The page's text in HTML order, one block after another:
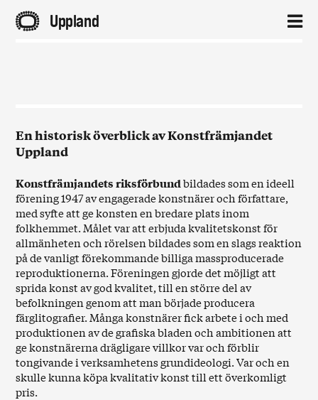
En historisk överblick av Konstfrämjandet
Uppland
Konstfrämjandets riksförbundbildades som en ideell
förening 1947 av engagerade konstnärer och författare,
med syfte att ge konsten en bredare plats inom
folkhemmet. Målet var att erbjuda kvalitetskonst för
allmänheten och rörelsen bildades som en slags reaktion
på de vanligt förekommande billiga massproducerade
reproduktionerna. Föreningen gjorde det möjligt att
sprida konst av god kvalitet, till en större del av
befolkningen genom att man började producera
färglitografier. Många konstnärer fick arbete i och med
produktionen av de grafiska bladen och ambitionen att
ge konstnärerna drägligare villkor var och förblir
tongivande i verksamhetens grundideologi. Var och en
skulle kunna köpa kvalitativ konst till ett överkomligt
pris.
A Uppland 2
Projekt
Om
Kontakt